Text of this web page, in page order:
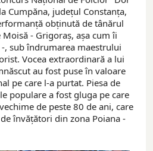
Cumpăna, județul Constanța,
obținută de tânărul
- Grigoraș, așa cum îi
, sub îndrumarea maestrului
Vocea extraordinară a lui
au fost puse în valoare
pe care l-a purtat. Piesa de
populare a fost gluga pe care
de peste 80 de ani, care
învățători din zona Poiana -